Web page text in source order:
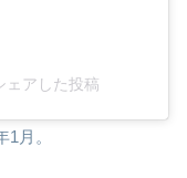
ェアした投稿
月。